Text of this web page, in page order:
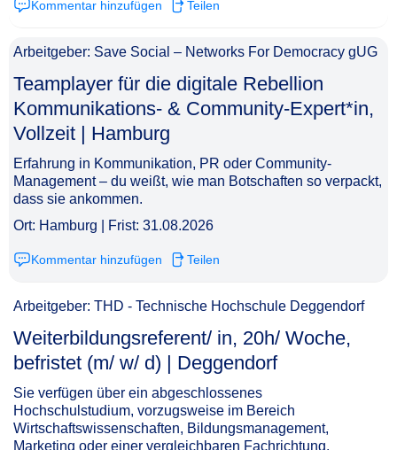
Kommentar hinzufügen Teilen
Arbeitgeber: Save Social – Networks For Democracy gUG
Teamplayer für die digitale Rebellion
Kommunikations- & Community-Expert*in,
Vollzeit | Hamburg​‌‌‌‌​‌​‌‌‌​​‌​​​​‌
Erfahrung in Kommunikation, PR oder Community-
Management – du weißt, wie man Botschaften so verpackt,
dass sie ankommen.
Ort: Hamburg | Frist: 31.08.2026
Kommentar hinzufügen Teilen
Arbeitgeber: THD - Technische Hochschule Deggendorf
Weiterbildungsreferent/ in, 20h/ Woche,
befristet (m/ w/ d) | Deggendorf​‌‌‌‌​‌​‌‌‌​​​‌‌‌‌​
Sie verfügen über ein abgeschlossenes
Hochschulstudium, vorzugsweise im Bereich
Wirtschaftswissenschaften, Bildungsmanagement,
Marketing oder einer vergleichbaren Fachrichtung.